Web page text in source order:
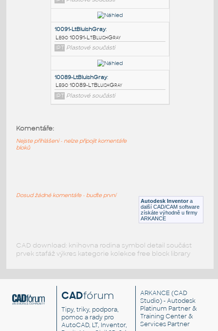
10130-LtBluishGray
Lego 10130-LtBluishGray
IPT Plastové součásti
10092-LtBluishGray:
Lego 10092-LtBluishGray
IPT Plastové součásti
Lego 10091-LtBluishGray
Lego 10089-LtBluishGray
Autodesk Inventor a
další CAD/CAM software
získáte výhodně u firmy
ARKANCE
Komentáře:
Nejste přihlášeni - nelze připojit komentáře
bloků
Dosud žádné komentáře - buďte první
CAD download: knihovna rodina symbol detail součást
prvek stafáž výkres kategorie kolekce free block library
CADfórum
Tipy, triky, podpora,
pomoc a rady pro
AutoCAD, LT, Inventor,
ARKANCE (CAD
Studio) - Autodesk
Platinum Partner &
Training Center &
Services Partner